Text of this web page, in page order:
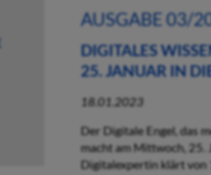
AUSGABE 03/
DIGITALES
25. JANUAR IN
18.01.2023
Der Digitale Engel, das
macht am Mittwoch, 25.
Digitalexpertin klärt von